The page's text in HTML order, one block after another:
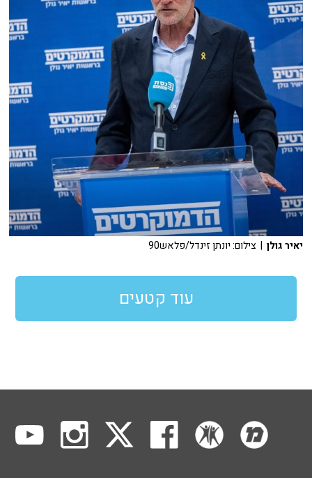
יאיר גולן | צילום: יונתן זינדל/פלאש90
עוד קטעים